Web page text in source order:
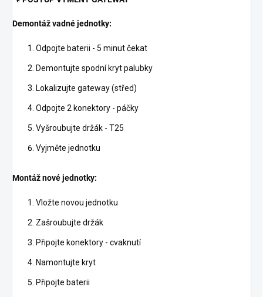
Demontáž vadné jednotky:
Odpojte baterii - 5 minut čekat
Demontujte spodní kryt palubky
Lokalizujte gateway (střed)
Odpojte 2 konektory - páčky
Vyšroubujte držák - T25
Vyjměte jednotku
Montáž nové jednotky:
Vložte novou jednotku
Zašroubujte držák
Připojte konektory - cvaknutí
Namontujte kryt
Připojte baterii